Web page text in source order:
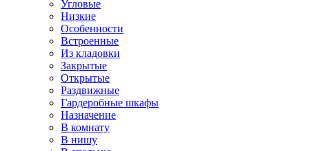
Угловые
Низкие
Особенности
Встроенные
Из кладовки
Закрытые
Открытые
Раздвижные
Гардеробные шкафы
Назначение
В комнату
В нишу